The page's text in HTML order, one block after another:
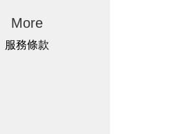
More
服務條款